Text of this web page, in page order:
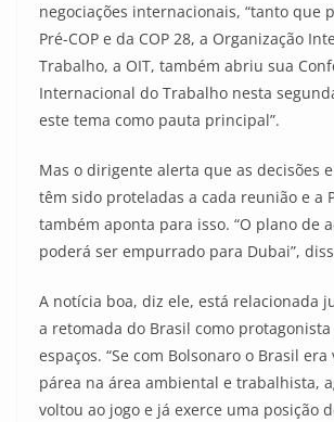
negociações internacionais, “tanto que
Pré-COP e da COP 28, a Organização
Trabalho, a OIT, também abriu sua
Internacional do Trabalho nesta
este tema como pauta principal”.
Mas o dirigente alerta que as decisões
têm sido proteladas a cada reunião e a
também aponta para isso. “O plano de
poderá ser empurrado para Dubai”,
A notícia boa, diz ele, está relacionada
a retomada do Brasil como protagonista
espaços. “Se com Bolsonaro o Brasil
párea na área ambiental e trabalhista,
voltou ao jogo e já exerce uma posição